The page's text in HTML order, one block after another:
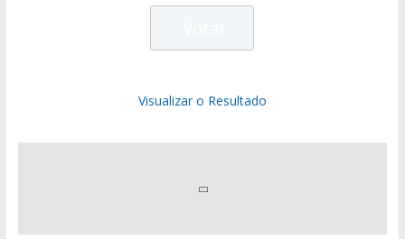
Visualizar o Resultado